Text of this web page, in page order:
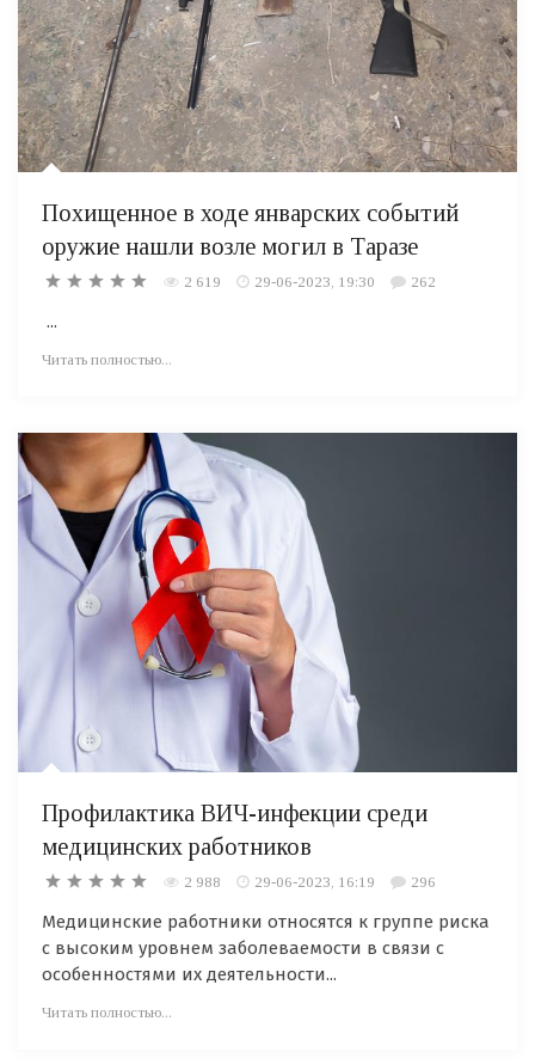
Похищенное в ходе январских событий
оружие нашли возле могил в Таразе
2 619 29-06-2023, 19:30 262
...
Читать полностью...
Профилактика ВИЧ-инфекции среди
медицинских работников
2 988 29-06-2023, 16:19 296
Медицинские работники относятся к группе риска
с высоким уровнем заболеваемости в связи с
особенностями их деятельности...
Читать полностью...